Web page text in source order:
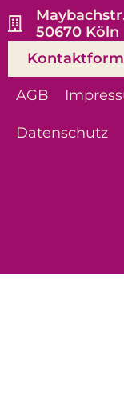
50670 Köln
AGB
Datenschutz